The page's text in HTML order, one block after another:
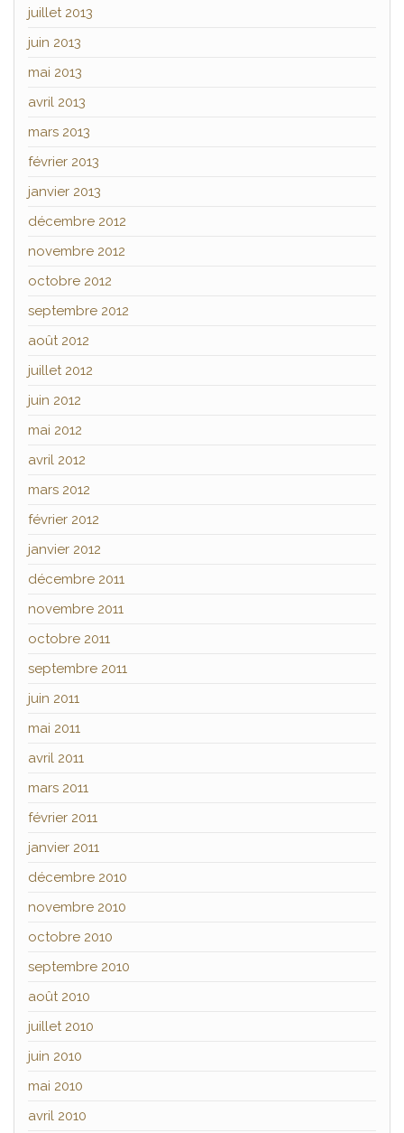
juillet 2013
juin 2013
mai 2013
avril 2013
mars 2013
février 2013
janvier 2013
décembre 2012
novembre 2012
octobre 2012
septembre 2012
août 2012
juillet 2012
juin 2012
mai 2012
avril 2012
mars 2012
février 2012
janvier 2012
décembre 2011
novembre 2011
octobre 2011
septembre 2011
juin 2011
mai 2011
avril 2011
mars 2011
février 2011
janvier 2011
décembre 2010
novembre 2010
octobre 2010
septembre 2010
août 2010
juillet 2010
juin 2010
mai 2010
avril 2010